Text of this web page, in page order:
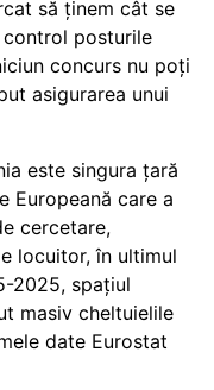
să ținem cât se
posturile
concurs nu poți
asigurarea unui
este singura țară
Europeană care a
cercetare,
locuitor, în ultimul
2025, spațiul
masiv cheltuielile
date Eurostat